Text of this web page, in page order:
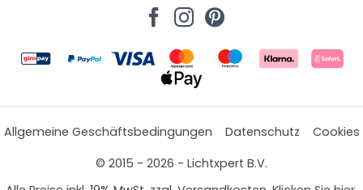
Allgemeine Geschäftsbedingungen Datenschutz
Cookies
© 2015 - 2026 - Lichtxpert B.V.